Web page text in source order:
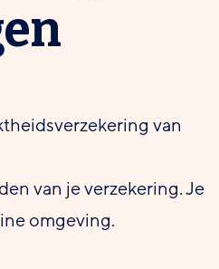
van
van je verzekering. Je
omgeving.